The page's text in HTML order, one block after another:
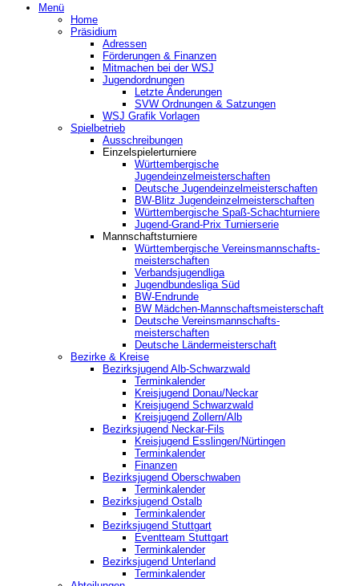
Menü
Home
Präsidium
Adressen
Förderungen & Finanzen
Mitmachen bei der WSJ
Jugendordnungen
Letzte Änderungen
SVW Ordnungen & Satzungen
WSJ Grafik Vorlagen
Spielbetrieb
Ausschreibungen
Einzelspielerturniere
Württembergische
Jugendeinzelmeisterschaften
Deutsche Jugendeinzelmeisterschaften
BW-Blitz Jugendeinzelmeisterschaften
Württembergische Spaß-Schachturniere
Jugend-Grand-Prix Turnierserie
Mannschaftsturniere
Württembergische Vereinsmannschafts-
meisterschaften
Verbandsjugendliga
Jugendbundesliga Süd
BW-Endrunde
BW Mädchen-Mannschaftsmeisterschaft
Deutsche Vereinsmannschafts-
meisterschaften
Deutsche Ländermeisterschaft
Bezirke & Kreise
Bezirksjugend Alb-Schwarzwald
Terminkalender
Kreisjugend Donau/Neckar
Kreisjugend Schwarzwald
Kreisjugend Zollern/Alb
Bezirksjugend Neckar-Fils
Kreisjugend ‎Esslingen/Nürtingen
Terminkalender
Finanzen
Bezirksjugend Oberschwaben
Terminkalender
Bezirksjugend Ostalb
Terminkalender
Bezirksjugend Stuttgart
‎Eventteam Stuttgart
Terminkalender
Bezirksjugend Unterland
Terminkalender